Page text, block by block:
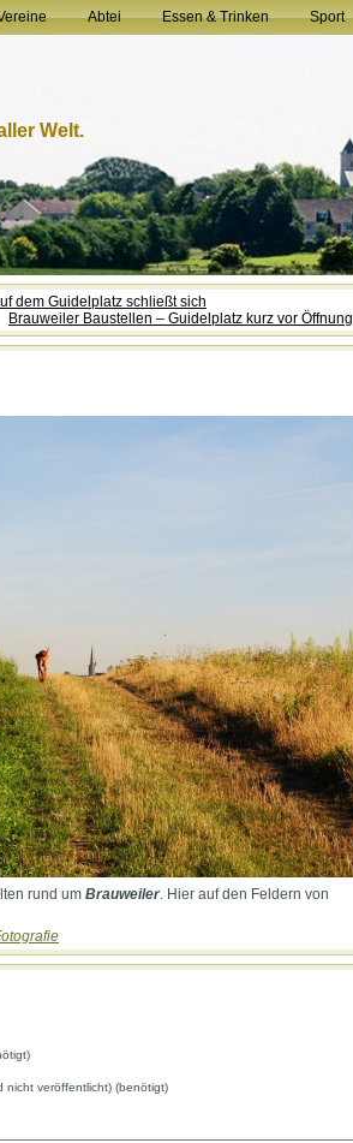
Abtei Essen & Trinken Sport
Welt.
dem Guidelplatz schließt sich
Brauweiler Baustellen – Guidelplatz kurz vor Öffnung
rund um Brauweiler. Hier auf den Feldern von
nicht veröffentlicht) (benötigt)